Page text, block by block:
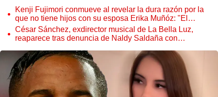
Kenji Fujimori conmueve al revelar la dura razón por la
que no tiene hijos con su esposa Erika Muñóz: "El
proceso judicial"
César Sánchez, exdirector musical de La Bella Luz,
reaparece tras denuncia de Naldy Saldaña con